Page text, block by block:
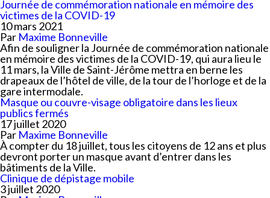
Journée de commémoration nationale en mémoire des
victimes de la COVID-19
10 mars 2021
Par Maxime Bonneville
Afin de souligner la Journée de commémoration nationale
en mémoire des victimes de la COVID-19, qui aura lieu le
11 mars, la Ville de Saint-Jérôme mettra en berne les
drapeaux de l’hôtel de ville, de la tour de l’horloge et de la
gare intermodale.
Masque ou couvre-visage obligatoire dans les lieux
publics fermés
17 juillet 2020
Par Maxime Bonneville
À compter du 18 juillet, tous les citoyens de 12 ans et plus
devront porter un masque avant d’entrer dans les
bâtiments de la Ville.
Clinique de dépistage mobile
3 juillet 2020